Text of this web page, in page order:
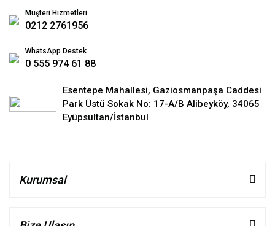
Müşteri Hizmetleri
0212 2761956
WhatsApp Destek
0 555 974 61 88
Esentepe Mahallesi, Gaziosmanpaşa Caddesi
Park Üstü Sokak No: 17-A/B Alibeyköy, 34065
Eyüpsultan/İstanbul
Kurumsal